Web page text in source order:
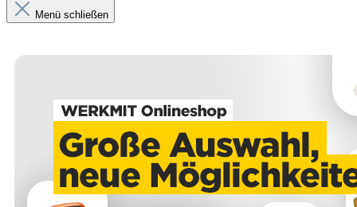
Menü schließen